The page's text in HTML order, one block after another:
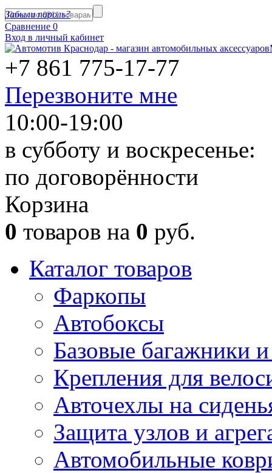
Сравнение 0
Вход в личный кабинет
+7 861 775-17-77
Перезвоните мне
10:00-19:00
в субботу и воскресенье:
по договорённости
Корзина
0 товаров на 0 руб.
Каталог товаров
Фаркопы
Автобоксы
Базовые багажники
Крепления для
Авточехлы на
Защита узлов и
Автомобильные
Забыли пароль?